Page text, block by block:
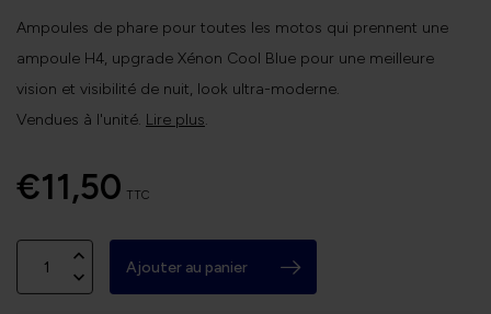
Ampoules de phare pour toutes les motos qui prennent une
ampoule H4, upgrade Xénon Cool Blue pour une meilleure
vision et visibilité de nuit, look ultra-moderne.
Vendues à l'unité. Lire plus.
€11,50 TTC
Ajouter au panier